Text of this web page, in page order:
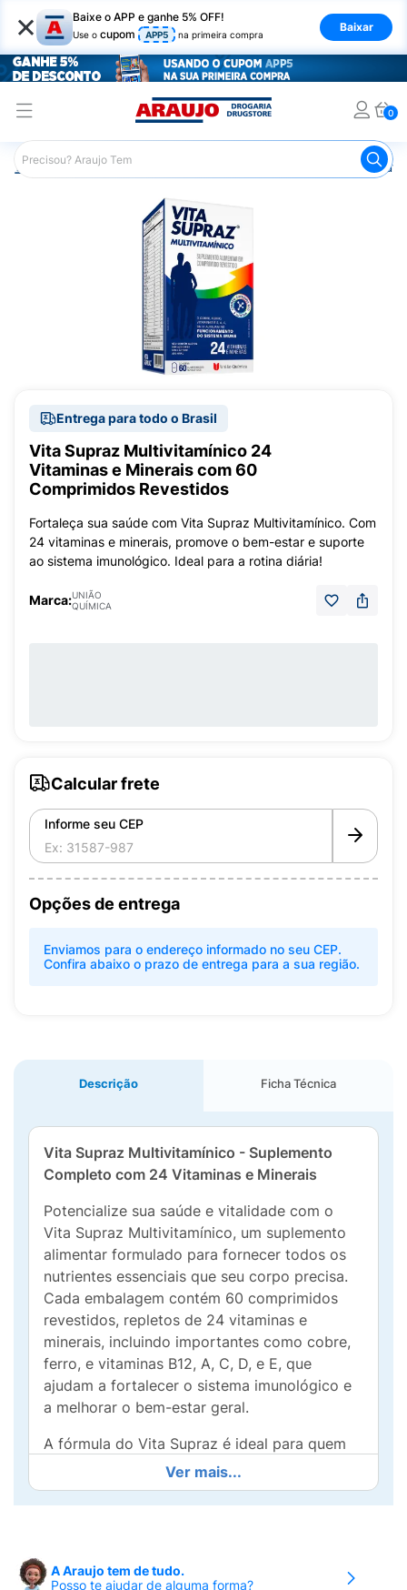
× Baixe o APP e ganhe 5% OFF!
Use o cupom APP5 na primeira compra
Baixar
0
Araujo Saúde e Bem Estar
Entrega para todo o Brasil
Vita Supraz Multivitamínico 24
Vitaminas e Minerais com 60
Comprimidos Revestidos
Fortaleça sua saúde com Vita Supraz Multivitamínico. Com
24 vitaminas e minerais, promove o bem-estar e suporte
ao sistema imunológico. Ideal para a rotina diária!
Marca:UNIÃO
QUÍMICA
Calcular frete
Informe seu CEP
Opções de entrega
Enviamos para o endereço informado no seu CEP.
Confira abaixo o prazo de entrega para a sua região.
Descrição Ficha Técnica
Vita Supraz Multivitamínico - Suplemento
Completo com 24 Vitaminas e Minerais
Potencialize sua saúde e vitalidade com o
Vita Supraz Multivitamínico, um suplemento
alimentar formulado para fornecer todos os
nutrientes essenciais que seu corpo precisa.
Cada embalagem contém 60 comprimidos
revestidos, repletos de 24 vitaminas e
minerais, incluindo importantes como cobre,
ferro, e vitaminas B12, A, C, D, e E, que
ajudam a fortalecer o sistema imunológico e
a melhorar o bem-estar geral.
A fórmula do Vita Supraz é ideal para quem
busca manter uma rotina saudável e repleta
de energia. Livre de glúten, açúcares e
lactose, o suplemento é adequando para
saúde física, mas também seu desempenho
Ver mais...
A Araujo tem de tudo.
Posso te ajudar de alguma forma?